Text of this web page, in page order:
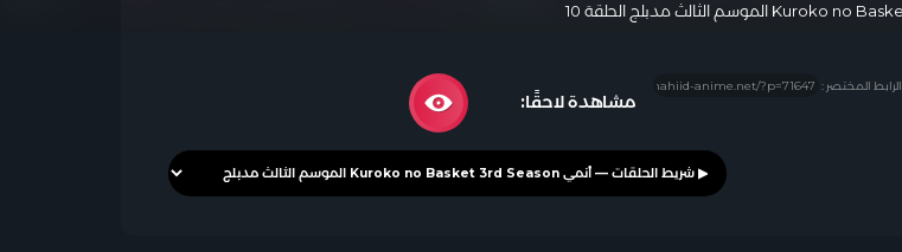
الرابط المختصر :
مشاهدة لاحقًا: